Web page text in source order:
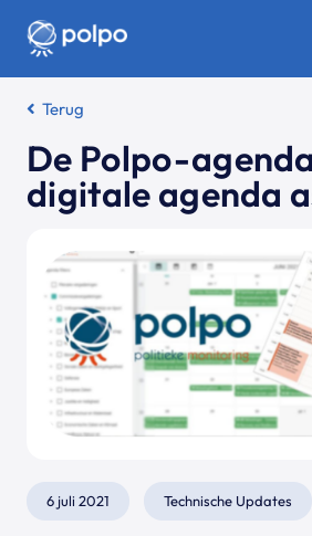
Terug
De Polpo-
digitale agenda
6 juli 2021 Technische Updates